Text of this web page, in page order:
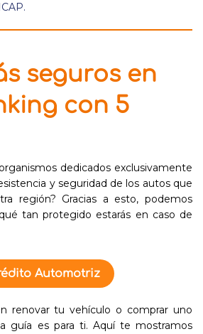
seguros en
con 5
dedicados exclusivamente
y seguridad de los autos que
región? Gracias a esto, podemos
tan protegido estarás en caso de
Automotriz
renovar tu vehículo o comprar uno
guía es para ti. Aquí te mostramos